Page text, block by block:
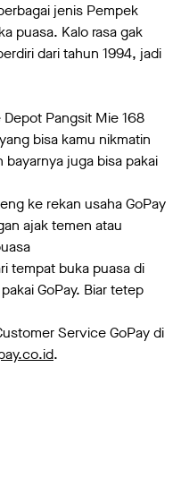
jenis Pempek
puasa. Kalo rasa gak
dari tahun 1994, jadi
Pangsit Mie 168
bisa kamu nikmatin
bayarnya juga bisa pakai
ke rekan usaha GoPay
ajak temen atau
tempat buka puasa di
GoPay. Biar tetep
Service GoPay di
.